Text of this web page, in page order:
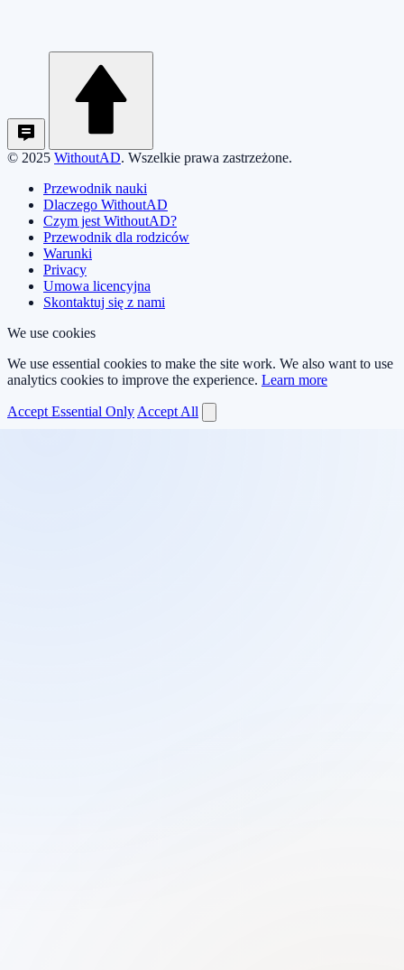
© 2025 WithoutAD. Wszelkie prawa zastrzeżone.
Przewodnik nauki
Dlaczego WithoutAD
Czym jest WithoutAD?
Przewodnik dla rodziców
Warunki
Privacy
Umowa licencyjna
Skontaktuj się z nami
We use cookies
We use essential cookies to make the site work. We also want to use
analytics cookies to improve the experience. Learn more
Accept Essential Only Accept All